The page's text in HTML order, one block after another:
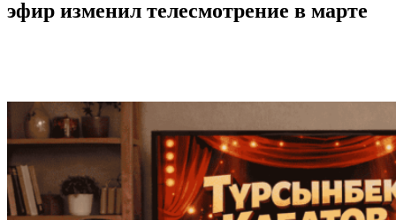
эфир изменил телесмотрение в марте